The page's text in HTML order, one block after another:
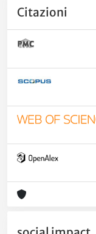
Citazioni